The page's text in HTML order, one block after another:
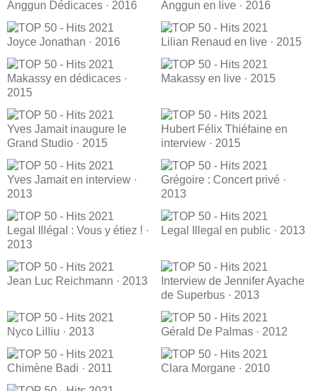
Anggun Dédicaces · 2016 Anggun en live · 2016
Joyce Jonathan · 2016 Lilian Renaud en live · 2015
Makassy en dédicaces ·
2015
Makassy en live · 2015
Yves Jamait inaugure le
Grand Studio · 2015
Hubert Félix Thiéfaine en
interview · 2015
Yves Jamait en interview ·
2013
Grégoire : Concert privé ·
2013
Legal Illégal : Vous y étiez ! ·
2013
Legal Illegal en public · 2013
Jean Luc Reichmann · 2013
Interview de Jennifer Ayache
de Superbus · 2013
Nyco Lilliu · 2013 Gérald De Palmas · 2012
Chimène Badi · 2011 Clara Morgane · 2010